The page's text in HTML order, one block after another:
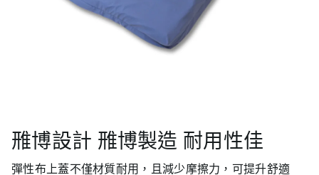
雃博設計 雃博製造 耐用性佳
彈性布上蓋不僅材質耐用，且減少摩擦力，可提升舒適